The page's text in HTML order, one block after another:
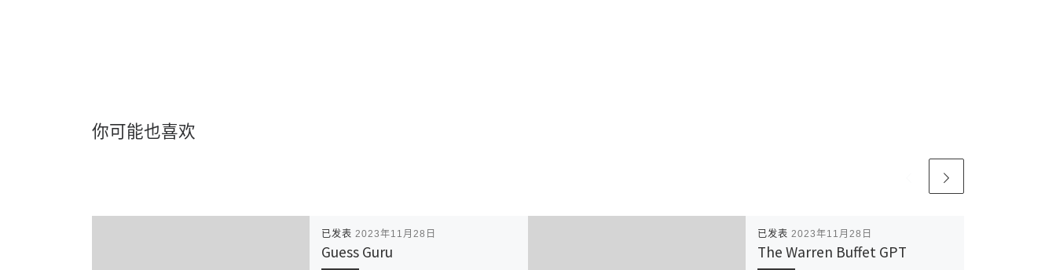
你可能也喜欢
已发表 2023年11月28日
Guess Guru
已发表 2023年11月28日
The Warren Buffet GPT